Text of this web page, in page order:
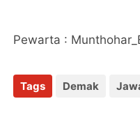
Pewarta :
Tags Demak